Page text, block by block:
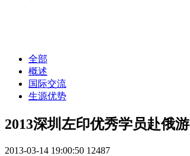
全部
概述
国际交流
生源优势
2013深圳左印优秀学员赴俄
2013-03-14 19:00:50 12487